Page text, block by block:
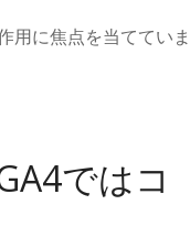
用に焦点を当てていま
ではコ